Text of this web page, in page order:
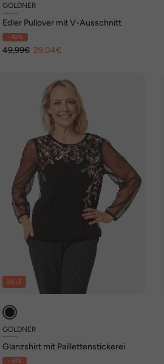
GOLDNER
Edler Pullover mit V-Ausschnitt
- 42%
49,99€ 29,04€
SALE
GOLDNER
Glanzshirt mit Paillettenstickerei
- 33%